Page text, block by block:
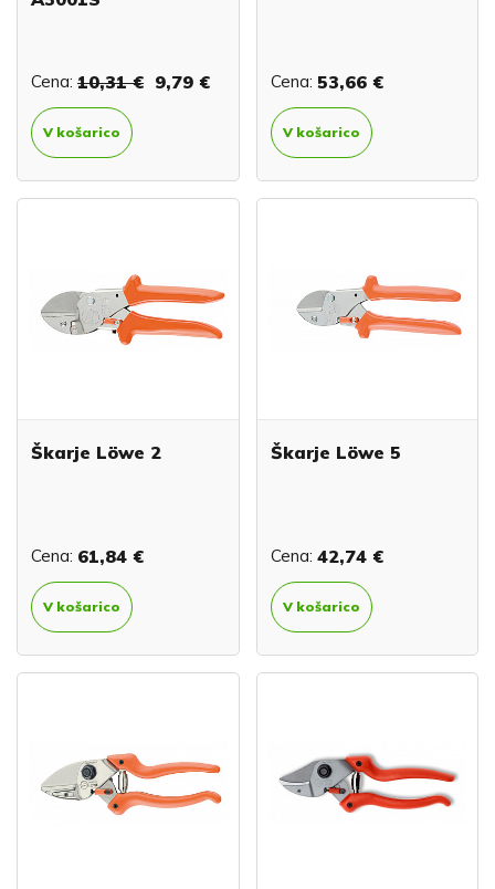
Cena: 10,31 € 9,79 €
V košarico
Cena: 53,66 €
V košarico
Škarje Löwe 2
Cena: 61,84 €
V košarico
Škarje Löwe 5
Cena: 42,74 €
V košarico